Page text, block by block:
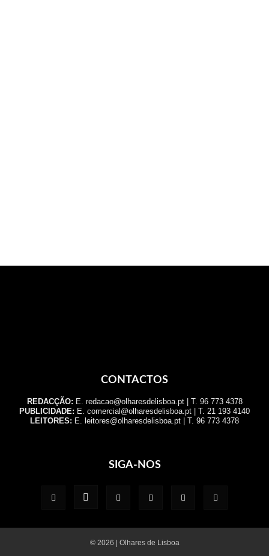
CONTACTOS
REDACÇÃO: E. redacao@olharesdelisboa.pt | T. 96 773 4378
PUBLICIDADE: E. comercial@olharesdelisboa.pt | T. 21 193 4140
LEITORES: E. leitores@olharesdelisboa.pt | T. 96 773 4378
SIGA-NOS
© 2026 | Olhares de Lisboa